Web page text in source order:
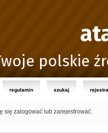
polskie
regulamin szukaj
się zalogować lub zarejestrować.